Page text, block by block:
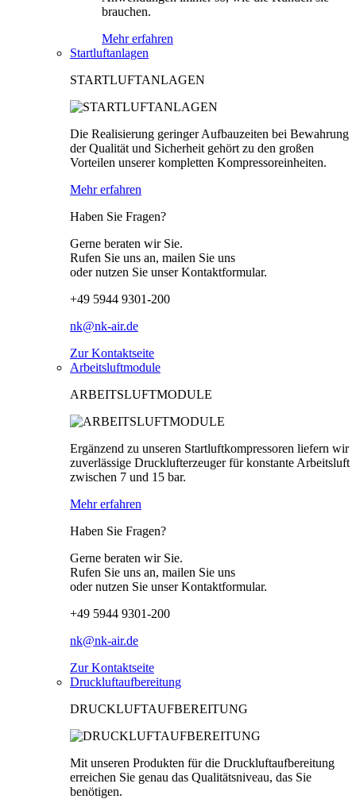
brauchen.
Mehr erfahren
Startluftanlagen
STARTLUFTANLAGEN
Die Realisierung geringer Aufbauzeiten bei Bewahrung
der Qualität und Sicherheit gehört zu den großen
Vorteilen unserer kompletten Kompressoreinheiten.
Mehr erfahren
Haben Sie Fragen?
Gerne beraten wir Sie.
Rufen Sie uns an, mailen Sie uns
oder nutzen Sie unser Kontaktformular.
+49 5944 9301-200
nk@nk-air.de
Zur Kontaktseite
Arbeitsluftmodule
ARBEITSLUFTMODULE
Ergänzend zu unseren Startluftkompressoren liefern wir
zuverlässige Drucklufterzeuger für konstante Arbeitsluft
zwischen 7 und 15 bar.
Mehr erfahren
Haben Sie Fragen?
Gerne beraten wir Sie.
Rufen Sie uns an, mailen Sie uns
oder nutzen Sie unser Kontaktformular.
+49 5944 9301-200
nk@nk-air.de
Zur Kontaktseite
Druckluftaufbereitung
DRUCKLUFTAUFBEREITUNG
Mit unseren Produkten für die Druckluftaufbereitung
erreichen Sie genau das Qualitätsniveau, das Sie
benötigen.